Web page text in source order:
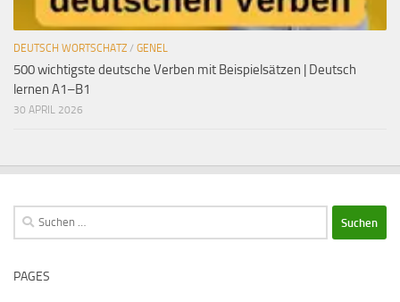
DEUTSCH WORTSCHATZ / GENEL
500 wichtigste deutsche Verben mit Beispielsätzen | Deutsch
lernen A1–B1
30 APRIL 2026
Suchen
nach:
PAGES